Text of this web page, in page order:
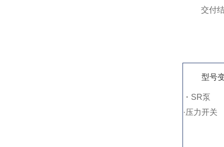
交付
型号
・SR泵
·压力开关